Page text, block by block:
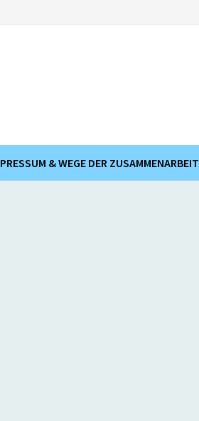
& WEGE DER ZUSAMMENARBEIT